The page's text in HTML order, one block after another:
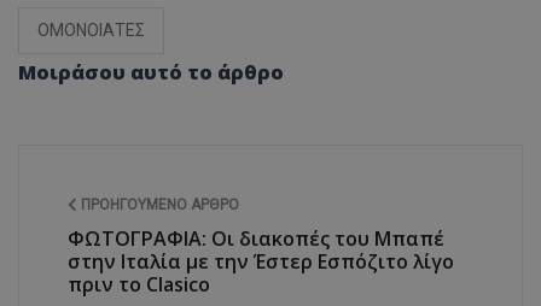
ΟΜΟΝΟΙΑΤΕΣ
Μοιράσου αυτό το άρθρο
ΠΡΟΗΓΟΎΜΕΝΟ ΆΡΘΡΟ
ΦΩΤΟΓΡΑΦΙΑ: Οι διακοπές του Μπαπέ
στην Ιταλία με την Έστερ Εσπόζιτο λίγο
πριν το Clasico